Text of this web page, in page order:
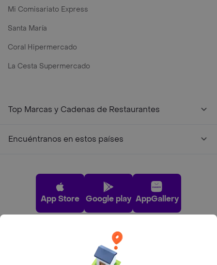
Mi Comisariato Express
Santa María
Coral Hipermercado
La Cesta Supermercado
Top Marcas y Cadenas de Restaurantes
Encuéntranos en estos países
App Store Google play AppGallery
Pide tu comida favorita cerca de ti